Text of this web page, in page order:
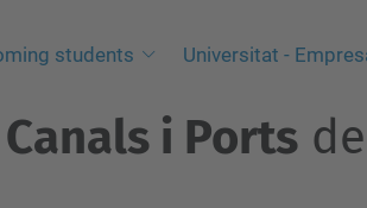
students Universitat -
i Portsde